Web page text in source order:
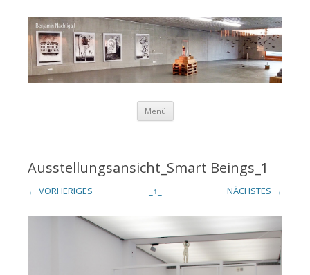
Benjamin
Nachtigall
Menü Zum Inhalt springen
Ausstellungsansicht_Smart Beings_1
← VORHERIGES NÄCHSTES →
_↑_